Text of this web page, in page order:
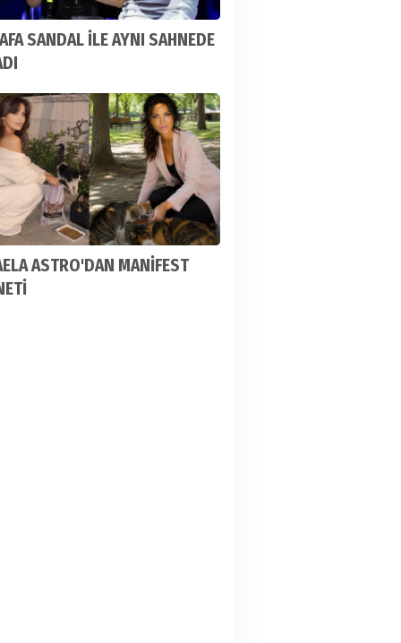
SANDAL İLE AYNI SAHNEDE
ASTRO'DAN MANİFEST